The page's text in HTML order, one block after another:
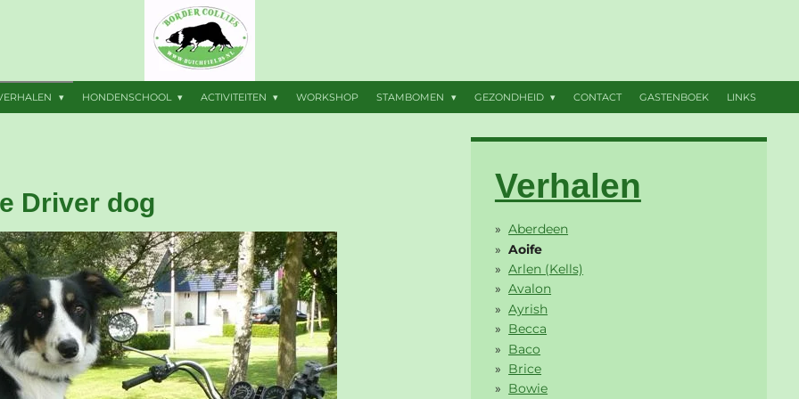
HONDENSCHOOL ACTIVITEITEN WORKSHOP STAMBOMEN GEZONDHEID CONTACT GASTENBOEK LINKS
Driver dog Verhalen
Aberdeen
Aoife
Arlen (Kells)
Avalon
Ayrish
Becca
Baco
Brice
Bowie